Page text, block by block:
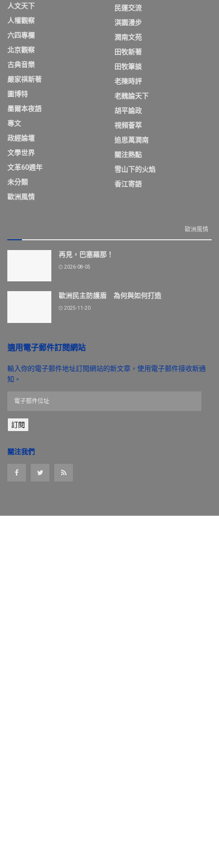
人文天下
人權觀察
六四專欄
北京觀察
古典音樂
嚴家祺新著
圖博特
墨爾本夜語
專文
政經論壇
文學世界
文革60週年
未分類
歐洲風情
民運交流
淇園漫步
潤南文苑
田牧新著
田牧筆談
老陳時評
老魏論天下
胡平論政
視頻薈萃
追思萬潤南
關注熱點
雪山下的火焰
香江寄語
歐洲風情
再見，巴塞羅那！
2026-08-05
歐洲民主防護盾 為何與如何打造
2025-11-20
適用電子郵件訂閱網站
輸入你的電子郵件地址訂閱網站的新文章，使用電子郵件接收新通
知。
郵
件
址
訂閱
關注我們